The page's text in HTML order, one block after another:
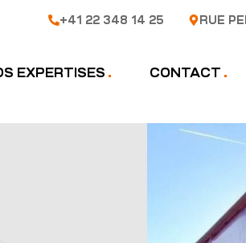
+41 22 348 14 25 RUE
EXPERTISES CONTACT